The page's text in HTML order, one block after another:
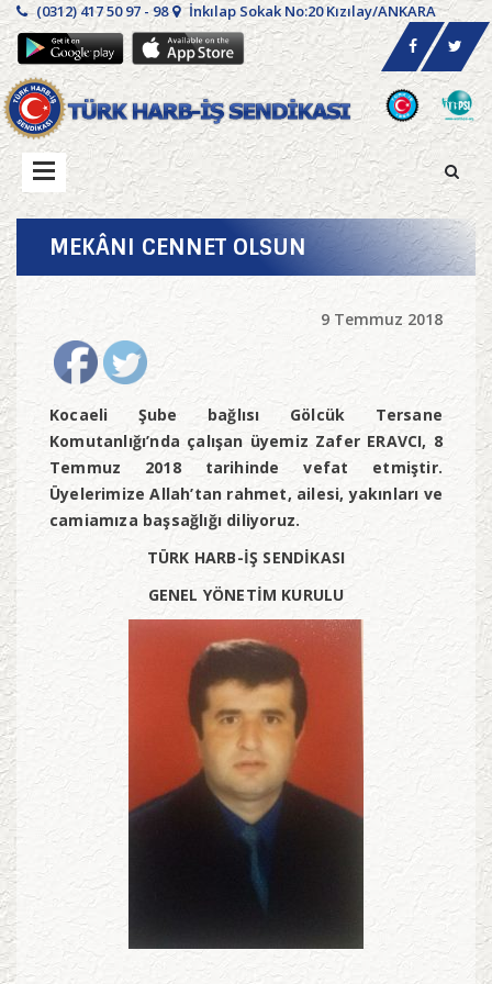
(0312) 417 50 97 - 98 İnkılap Sokak No:20 Kızılay/ANKARA
MEKÂNI CENNET OLSUN
9 Temmuz 2018
Kocaeli Şube bağlısı Gölcük Tersane
Komutanlığı’nda çalışan üyemiz Zafer ERAVCI, 8
Temmuz 2018 tarihinde vefat etmiştir.
Üyelerimize Allah’tan rahmet, ailesi, yakınları ve
camiamıza başsağlığı diliyoruz.
TÜRK HARB-İŞ SENDİKASI
GENEL YÖNETİM KURULU